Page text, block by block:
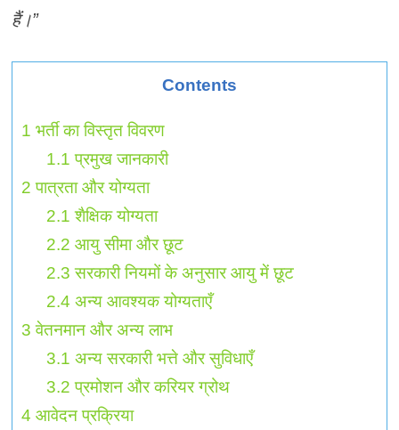
हैं।”
Contents
1 भर्ती का विस्तृत विवरण
1.1 प्रमुख जानकारी
2 पात्रता और योग्यता
2.1 शैक्षिक योग्यता
2.2 आयु सीमा और छूट
2.3 सरकारी नियमों के अनुसार आयु में छूट
2.4 अन्य आवश्यक योग्यताएँ
3 वेतनमान और अन्य लाभ
3.1 अन्य सरकारी भत्ते और सुविधाएँ
3.2 प्रमोशन और करियर ग्रोथ
4 आवेदन प्रक्रिया